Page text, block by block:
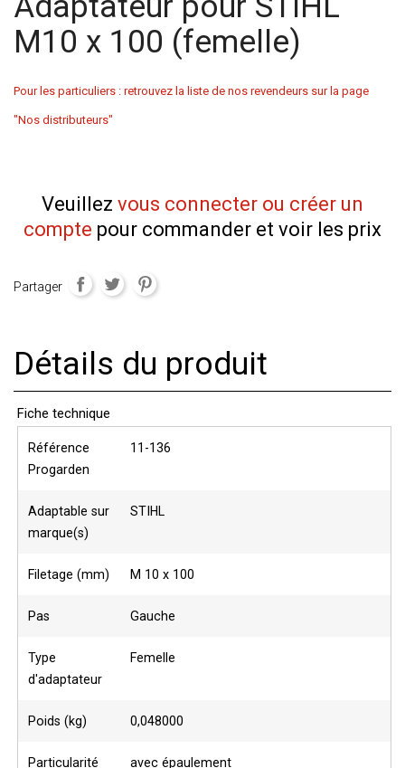
M10 x 100 (femelle)
Pour les particuliers : retrouvez la liste de nos revendeurs sur la page
"Nos distributeurs"
Veuillez vous connecter ou créer un
compte pour commander et voir les prix
Partager
Détails du produit
Fiche technique
Référence
Progarden
11-136
Adaptable sur
marque(s)
STIHL
Filetage (mm) M 10 x 100
Pas Gauche
Type
d'adaptateur
Femelle
Poids (kg) 0,048000
Particularité avec épaulement